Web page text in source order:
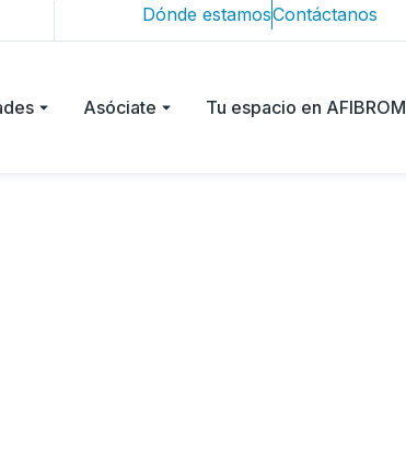
Dónde estamosContáctanos
Asóciate Tu espacio en AFIBROM